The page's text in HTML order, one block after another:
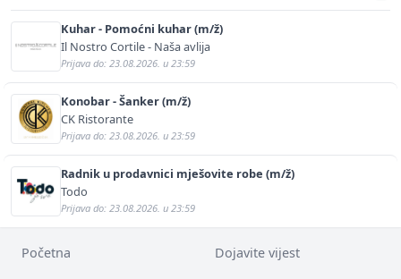
Kuhar - Pomoćni kuhar (m/ž)
Il Nostro Cortile - Naša avlija
Prijava do: 23.08.2026. u 23:59
Konobar - Šanker (m/ž)
CK Ristorante
Prijava do: 23.08.2026. u 23:59
Radnik u prodavnici mješovite robe (m/ž)
Todo
Prijava do: 23.08.2026. u 23:59
Početna Dojavite vijest